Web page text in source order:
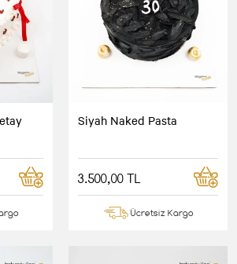
Siyah Naked Pasta
3.500,00 TL
Ücretsiz Kargo